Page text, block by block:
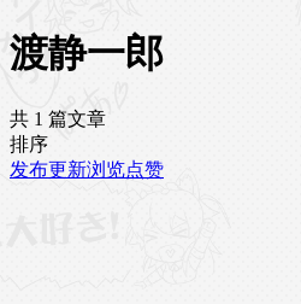
渡静一郎
共 1 篇文章
排序
发布更新浏览点赞